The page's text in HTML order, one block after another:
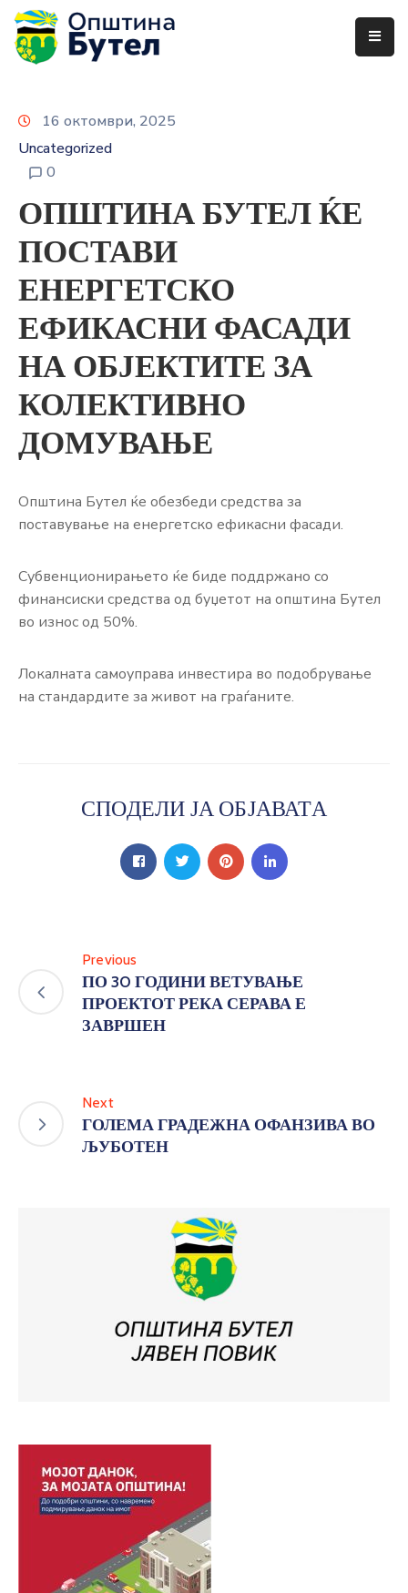
ОРГАНИ
НА
УСЛУГИ
БУЏЕТ
УРБАНИЗАМ
ОДНОСИ
СО
ЈАВНОСТ
КОНТАКТ
16 октомври, 2025
Uncategorized
0
ОПШТИНА БУТЕЛ ЌЕ
ПОСТАВИ
ЕНЕРГЕТСКО
ЕФИКАСНИ ФАСАДИ
НА ОБЈЕКТИТЕ ЗА
КОЛЕКТИВНО
ДОМУВАЊЕ
Општина Бутел ќе обезбеди средства за
поставување на енергетско ефикасни фасади.
Субвенционирањето ќе биде поддржано со
финансиски средства од буџетот на општина Бутел
во износ од 50%.
Локалната самоуправа инвестира во подобрување
на стандардите за живот на граѓаните.
СПОДЕЛИ ЈА ОБЈАВАТА
Previous
ПО 30 ГОДИНИ ВЕТУВАЊЕ
ПРОЕКТОТ РЕКА СЕРАВА Е
ЗАВРШЕН
Next
ГОЛЕМА ГРАДЕЖНА ОФАНЗИВА ВО
ЉУБОТЕН